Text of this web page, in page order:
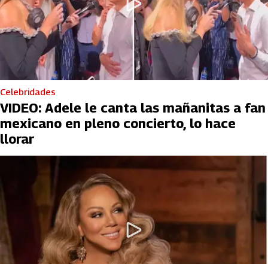
Celebridades
VIDEO: Adele le canta las mañanitas a fan
mexicano en pleno concierto, lo hace
llorar